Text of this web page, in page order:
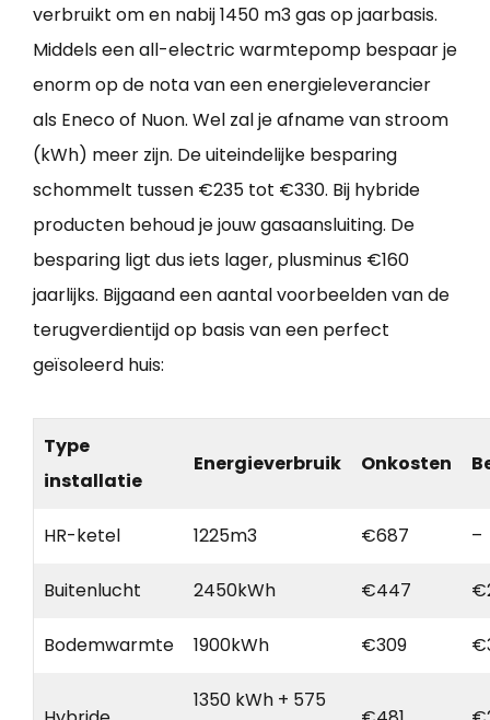
verbruikt om en nabij 1450 m3 gas op jaarbasis.
Middels een all-electric warmtepomp bespaar je
enorm op de nota van een energieleverancier
als Eneco of Nuon. Wel zal je afname van stroom
(kWh) meer zijn. De uiteindelijke besparing
schommelt tussen €235 tot €330. Bij hybride
producten behoud je jouw gasaansluiting. De
besparing ligt dus iets lager, plusminus €160
jaarlijks. Bijgaand een aantal voorbeelden van de
terugverdientijd op basis van een perfect
geïsoleerd huis:
Type
installatie
Energieverbruik Onkosten
HR-ketel 1225m3 €687 –
Buitenlucht 2450kWh €447
Bodemwarmte 1900kWh €309
1350 kWh + 575